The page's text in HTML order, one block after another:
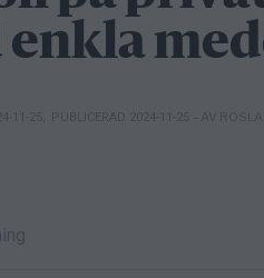
enkla
11-25, PUBLICERAD 2024-11-25 – AV